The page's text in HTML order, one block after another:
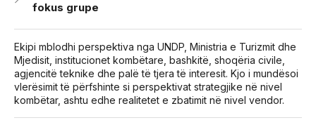
fokus grupe
Ekipi mblodhi perspektiva nga UNDP, Ministria e Turizmit dhe
Mjedisit, institucionet kombëtare, bashkitë, shoqëria civile,
agjencitë teknike dhe palë të tjera të interesit. Kjo i mundësoi
vlerësimit të përfshinte si perspektivat strategjike në nivel
kombëtar, ashtu edhe realitetet e zbatimit në nivel vendor.